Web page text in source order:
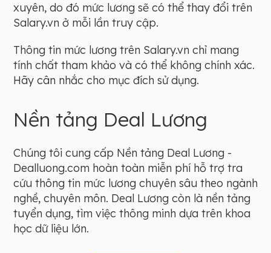
xuyên, do đó mức lương sẽ có thể thay đổi trên
Salary.vn ở mỗi lần truy cập.
Thông tin mức lương trên Salary.vn chỉ mang
tính chất tham khảo và có thể không chính xác.
Hãy cân nhắc cho mục đích sử dụng.
Nền tảng Deal Lương
Chúng tôi cung cấp Nền tảng Deal Lương -
Dealluong.com hoàn toàn miễn phí hỗ trợ tra
cứu thông tin mức lương chuyên sâu theo ngành
nghề, chuyên môn. Deal Lương còn là nền tảng
tuyển dụng, tìm việc thông minh dựa trên khoa
học dữ liệu lớn.